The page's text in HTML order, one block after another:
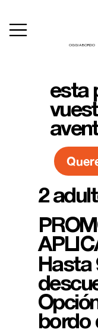
OGGI A BORDO
esta
2
Hasta
bordo